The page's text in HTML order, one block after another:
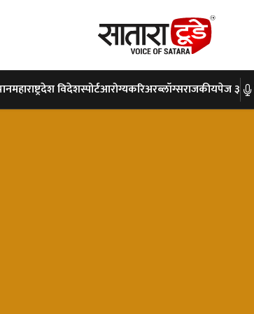
महाराष्ट्रदेश विदेशस्पोर्टआरोग्यकरिअरब्लॉग्सराजकीयपेज ३